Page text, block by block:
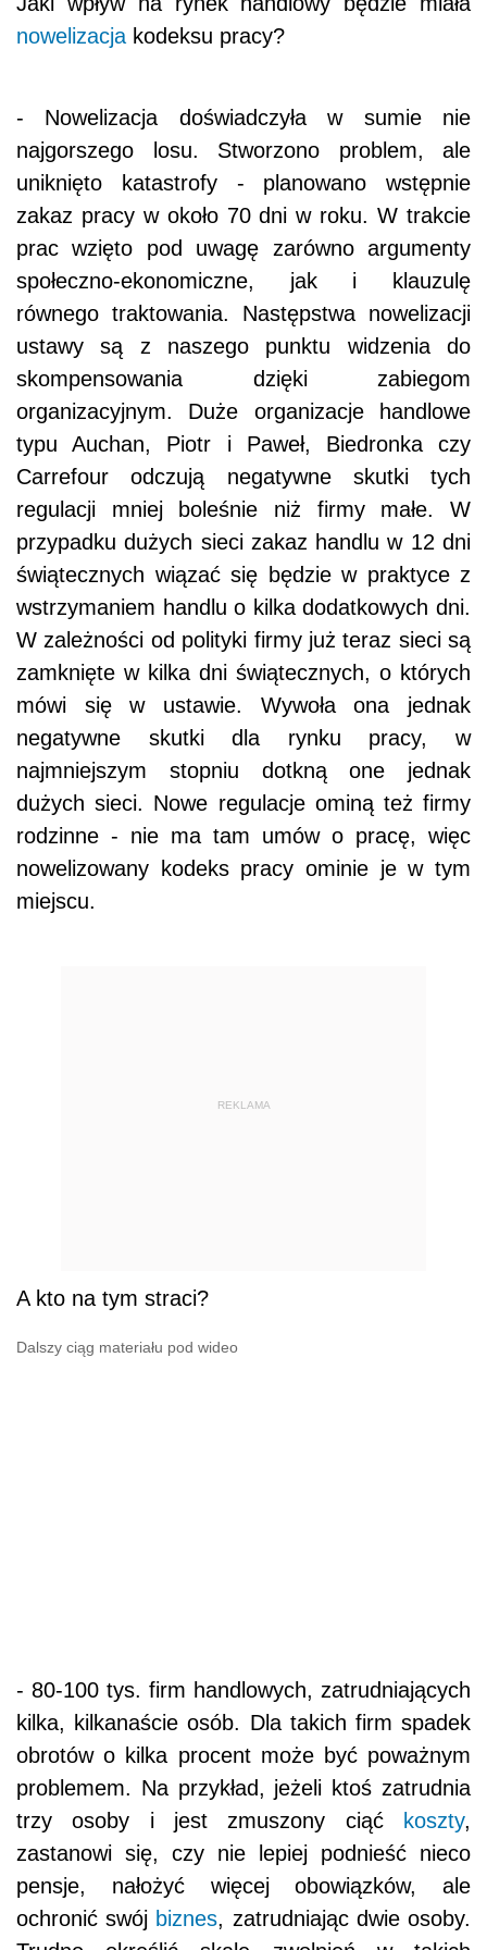
nowelizacja kodeksu pracy?
- Nowelizacja doświadczyła w sumie nie
najgorszego losu. Stworzono problem, ale
uniknięto katastrofy - planowano wstępnie
zakaz pracy w około 70 dni w roku. W trakcie
prac wzięto pod uwagę zarówno argumenty
społeczno-ekonomiczne, jak i klauzulę
równego traktowania. Następstwa nowelizacji
ustawy są z naszego punktu widzenia do
skompensowania dzięki zabiegom
organizacyjnym. Duże organizacje handlowe
typu Auchan, Piotr i Paweł, Biedronka czy
Carrefour odczują negatywne skutki tych
regulacji mniej boleśnie niż firmy małe. W
przypadku dużych sieci zakaz handlu w 12 dni
świątecznych wiązać się będzie w praktyce z
wstrzymaniem handlu o kilka dodatkowych dni.
W zależności od polityki firmy już teraz sieci są
zamknięte w kilka dni świątecznych, o których
mówi się w ustawie. Wywoła ona jednak
negatywne skutki dla rynku pracy, w
najmniejszym stopniu dotkną one jednak
dużych sieci. Nowe regulacje ominą też firmy
rodzinne - nie ma tam umów o pracę, więc
nowelizowany kodeks pracy ominie je w tym
miejscu.
REKLAMA
A kto na tym straci?
Dalszy ciąg materiału pod wideo
- 80-100 tys. firm handlowych, zatrudniających
kilka, kilkanaście osób. Dla takich firm spadek
obrotów o kilka procent może być poważnym
problemem. Na przykład, jeżeli ktoś zatrudnia
trzy osoby i jest zmuszony ciąć
koszty,
zastanowi się, czy nie lepiej podnieść nieco
pensje, nałożyć więcej obowiązków, ale
ochronić swój biznes, zatrudniając dwie osoby.